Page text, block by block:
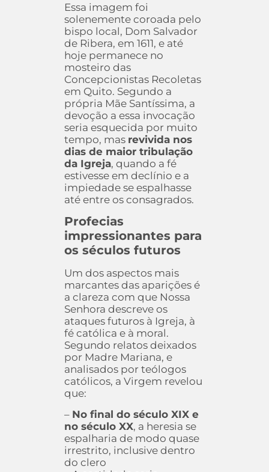
Essa imagem foi
solenemente coroada pelo
bispo local, Dom Salvador
de Ribera, em 1611, e até
hoje permanece no
mosteiro das
Concepcionistas Recoletas
em Quito. Segundo a
própria Mãe Santíssima, a
devoção a essa invocação
seria esquecida por muito
tempo, mas revivida nos
dias de maior tribulação
da Igreja, quando a fé
estivesse em declínio e a
impiedade se espalhasse
até entre os consagrados.
Profecias
impressionantes para
os séculos futuros
Um dos aspectos mais
marcantes das aparições é
a clareza com que Nossa
Senhora descreve os
ataques futuros à Igreja, à
fé católica e à moral.
Segundo relatos deixados
por Madre Mariana, e
analisados por teólogos
católicos, a Virgem revelou
que:
– No final do século XIX e
no século XX, a heresia se
espalharia de modo quase
irrestrito, inclusive dentro
do clero